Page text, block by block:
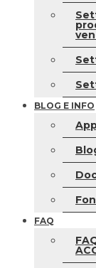
BLOG E INFO
FAQ